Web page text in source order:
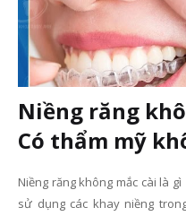
Niềng răng
Có thẩm mỹ
Niềng răng không mắc cài là
sử dụng các khay niềng